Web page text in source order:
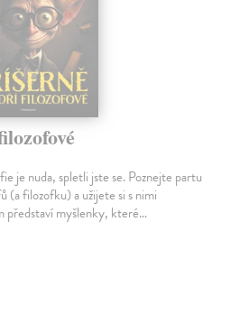
je nuda, spletli jste se. Poznejte partu
filozofku) a užijete si s nimi
představí myšlenky, které…